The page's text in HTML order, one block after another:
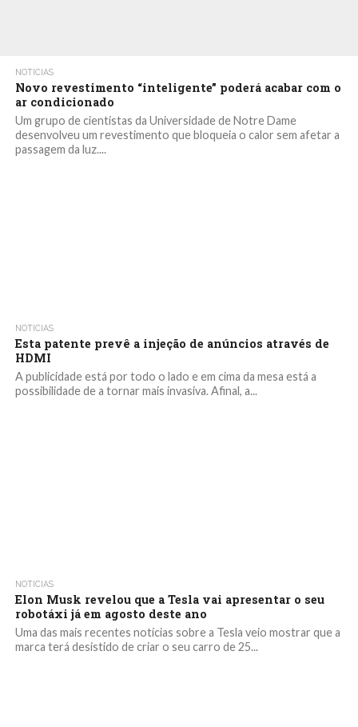
NOTICIAS
Novo revestimento “inteligente” poderá acabar com o
ar condicionado
Um grupo de cientistas da Universidade de Notre Dame
desenvolveu um revestimento que bloqueia o calor sem afetar a
passagem da luz....
NOTICIAS
Esta patente prevê a injeção de anúncios através de
HDMI
A publicidade está por todo o lado e em cima da mesa está a
possibilidade de a tornar mais invasiva. Afinal, a...
NOTICIAS
Elon Musk revelou que a Tesla vai apresentar o seu
robotáxi já em agosto deste ano
Uma das mais recentes notícias sobre a Tesla veio mostrar que a
marca terá desistido de criar o seu carro de 25...